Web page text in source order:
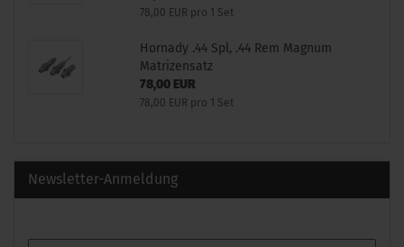
78,00 EUR pro 1 Set
Hornady .44 Spl, .44 Rem Magnum
Matrizensatz
78,00 EUR
78,00 EUR pro 1 Set
Newsletter-Anmeldung